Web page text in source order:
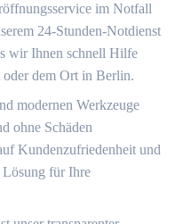
im Notfall
24-Stunden-Notdienst
wir Ihnen schnell Hilfe
oder dem Ort in Berlin.​
modernen Werkzeuge
ohne Schäden
Kundenzufriedenheit und
Lösung für Ihre